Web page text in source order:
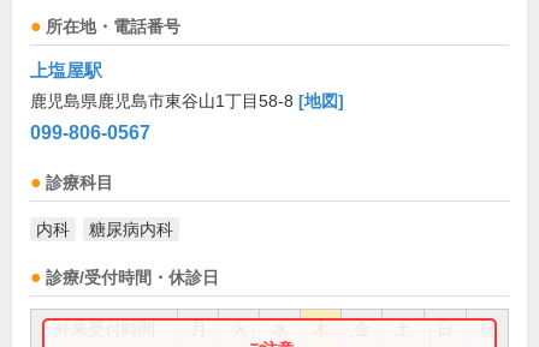
所在地・電話番号
上塩屋駅
鹿児島県鹿児島市東谷山1丁目58-8 [地図]
099-806-0567
診療科目
内科 糖尿病内科
診療/受付時間・休診日
祝